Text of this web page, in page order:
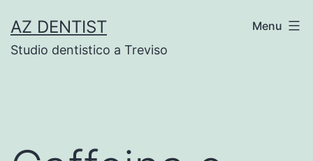
to
content
AZ DENTIST
Studio dentistico a Treviso
Menu